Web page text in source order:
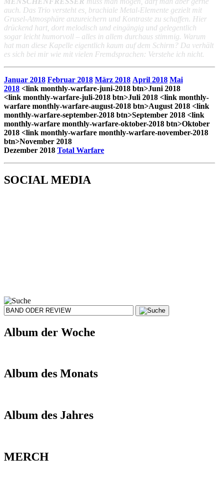
auch. Das Trio versteht es, brachiale Metal-Elemente gezielt mit
Grusel-Atmosphäre anzureichern und Kontraste zu schaffen. Hier
drückend hart, dort melodisch und eingängig und gelegentlich
sogar leicht humorvoll – alles in allem durchaus stimmig. Warum
hat man diese Kapelle eigentlich kaum auf dem Schirm? Da verhält
es sich bei mir wie mit vielen Fremdsprachen: Verstehe ich nicht.
Januar 2018 Februar 2018 März 2018 April 2018 Mai
2018 <link monthly-warfare-juni-2018 btn>Juni 2018
<link monthly-warfare-juli-2018 btn>Juli 2018 <link monthly-
warfare monthly-warfare-august-2018 btn>August 2018 <link
monthly-warfare-september-2018 btn>September 2018 <link
monthly-warfare monthly-warfare-oktober-2018 btn>Oktober
2018 <link monthly-warfare monthly-warfare-november-2018
btn>November 2018
Dezember 2018 Total Warfare
SOCIAL MEDIA
Album der Woche
Album des Monats
Album des Jahres
MERCH